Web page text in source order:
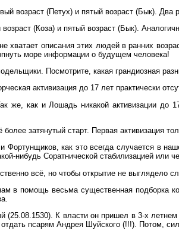
возраст (Петух) и пятый возраст (Бык). Два
возраст (Коза) и пятый возраст (Бык).
хватает описания этих людей в ранних
море информации о будущем человека!
Посмотрите, какая грандиозная
активизация до 17 лет практически
же, как и Лошадь никакой активизации до
затянутый старт. Первая активизация
Фортунщиков, как это всегда случается в
нибудь Соратнической стабилизацией
всё, но чтобы открытие не выглядело
в помощь весьма существенная подборка
(25.08.1530). К власти он пришел в 3-х
псарям Андрея Шуйского (!!!). Потом,